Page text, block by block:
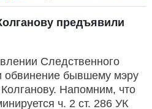
предъявили
Следственного
обвинение бывшему мэру
Напомним, что
ч. 2 ст. 286 УК